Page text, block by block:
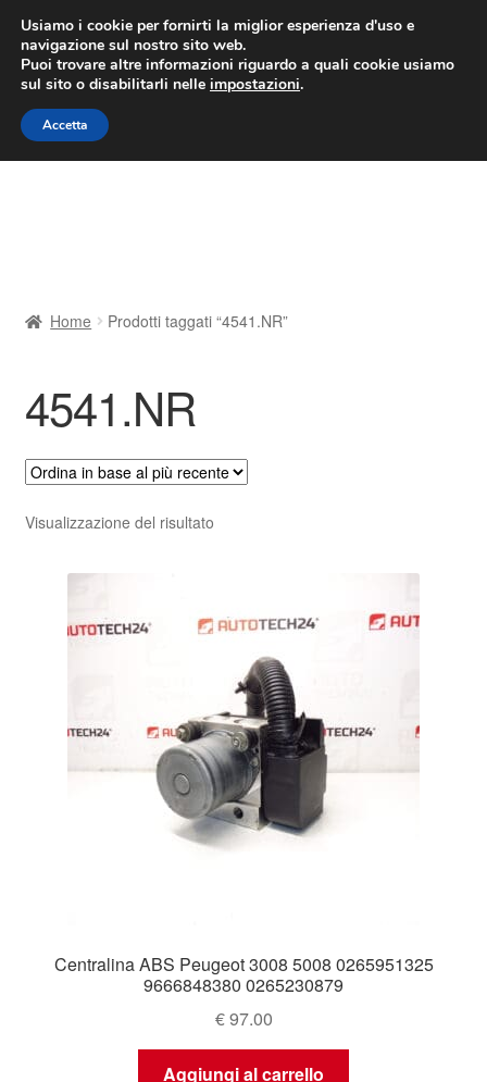
CONSEGNA da 7 EUR
Lun-Ven 9:00 - 16:00/800 580 290
Vai
alla
navigazione
Vai
al
contenuto
Contatto
Il mio account
Pagamenti
Politica sulla riservatezza
Procedura di Reclamo
Spedizione in tutto il mondo
Home Prodotti taggati “4541.NR”
4541.NR
Visualizzazione del risultato
Centralina ABS Peugeot 3008 5008 0265951325
9666848380 0265230879
€97.00
Aggiungi al carrello
Usiamo i cookie per fornirti la miglior esperienza d'uso e
navigazione sul nostro sito web.
Puoi trovare altre informazioni riguardo a quali cookie usiamo
sul sito o disabilitarli nelle impostazioni.
Accetta